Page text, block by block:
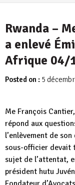
Rwanda –
a enlevé
Afrique 04/
Posted on : 5
Me François
répond aux
l’enlèvement de
sous-officier devait
sujet de l’attentat,
président hutu